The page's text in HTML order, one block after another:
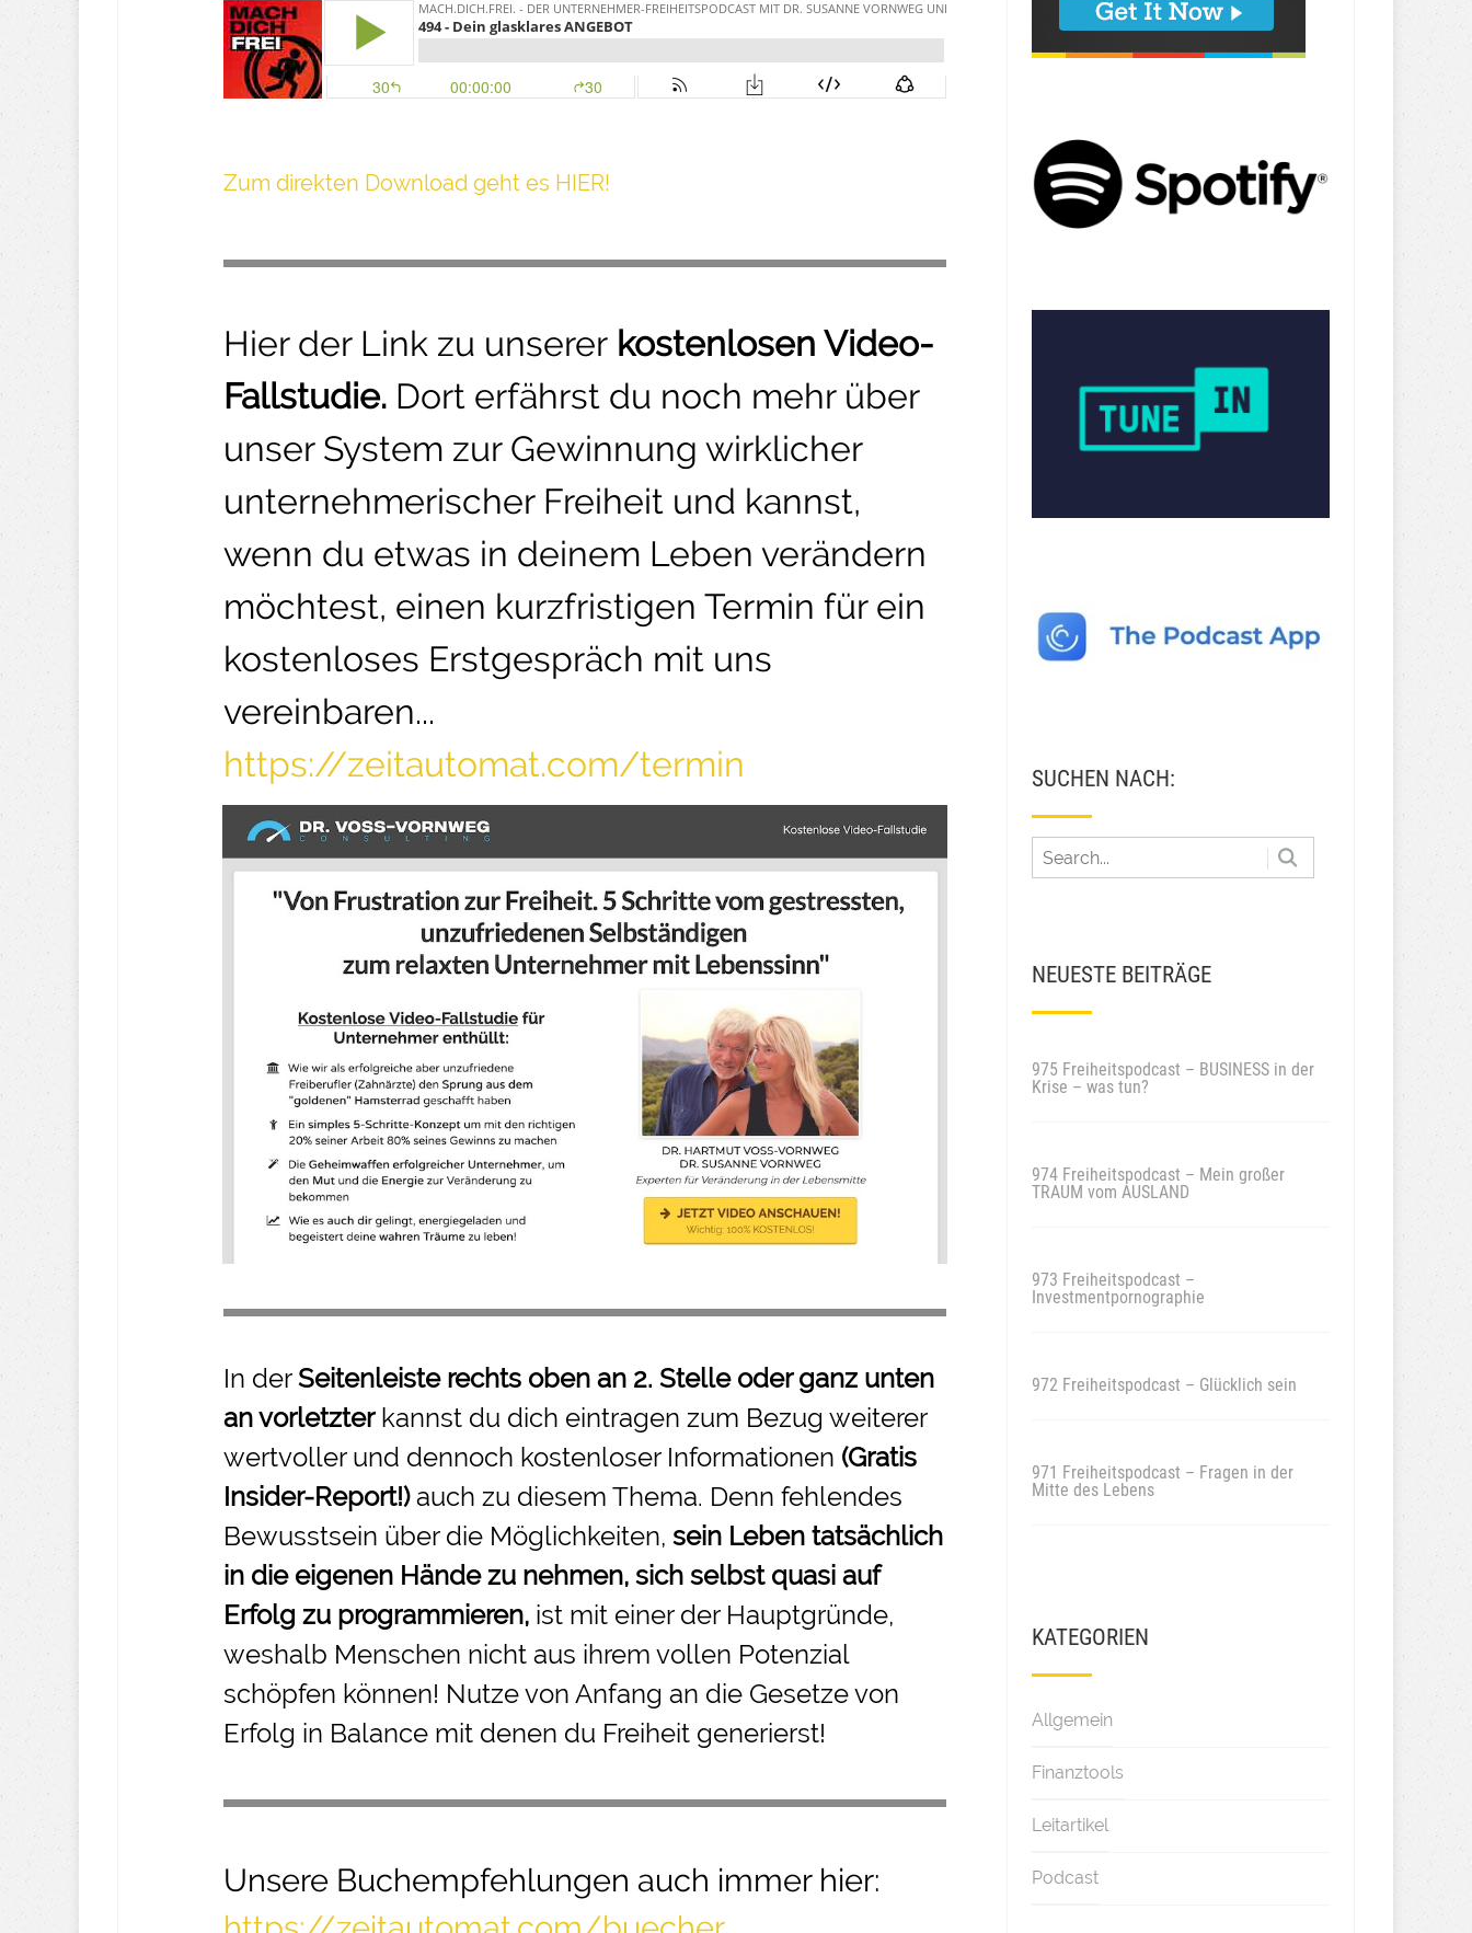
Z um direkte n Download geh t es HIER!
Hier der Link zu unserer kostenlosen Video-
Fallstudie. Dort erfährst du noch mehr über
unser System zur Gewinnung wirklicher
unternehmerischer Freiheit und kannst,
wenn du etwas in deinem Leben verändern
möchtest, einen kurzfristigen Termin für ein
kostenloses Erstgespräch mit uns
vereinbaren...
https://zeitautomat.com/termin
In derSeitenleiste rechts oben an 2. Stelle oder ganz unten
an vorletzter kannst du dich eintragen zum Bezug weiterer
wertvoller und dennoch kostenloser Informationen (Gratis
Insider-Report!)auch zu diesem Thema. Denn fehlendes
Bewusstsein über die Möglichkeiten, sein Leben tatsächlich
in die eigenen Hände zu nehmen, sich selbst quasi auf
Erfolg zu programmieren, ist mit einer der Hauptgründe,
weshalb Menschen nicht aus ihrem vollen Potenzial
schöpfen können! Nutze von Anfang an die Gesetze von
Erfolg in Balance mit denen du Freiheit generierst!
Unsere Buchempfehlungen auch immer hier:
SUCHEN NACH:
NEUESTE BEITRÄGE
975 Freiheitspodcast – BUSINESS in der
Krise – was tun?
974 Freiheitspodcast – Mein großer
TRAUM vom AUSLAND
973 Freiheitspodcast –
Investmentpornographie
972 Freiheitspodcast – Glücklich sein
971 Freiheitspodcast – Fragen in der
Mitte des Lebens
KATEGORIEN
Allgemein
Finanztools
Leitartikel
Podcast